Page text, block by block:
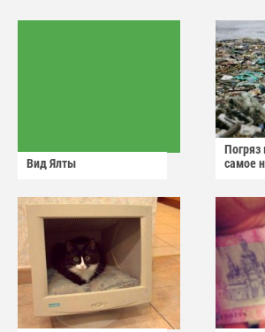
Вид Ялты
Погряз
самое